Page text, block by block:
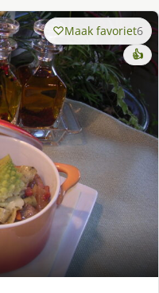
Maak favoriet6
👍